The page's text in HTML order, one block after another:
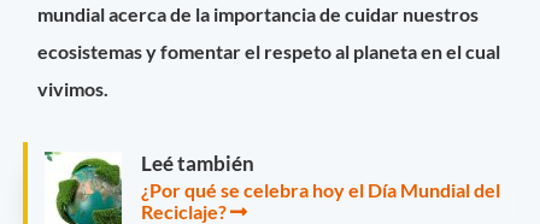
mundial acerca de la importancia de cuidar nuestros
ecosistemas y fomentar el respeto al planeta en el cual
vivimos.
Leé también
¿Por qué se celebra hoy el Día Mundial del
Reciclaje?